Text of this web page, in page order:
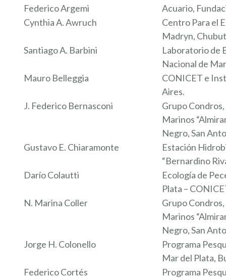
Federico Argemi
Acuario,
Cynthia A. Awruch
Centro Para el
Madryn,
Santiago A. Barbini
Laboratorio de
Nacional de
Mauro Belleggia
CONICET e
Aires.
J. Federico Bernasconi
Grupo
Marinos
Negro, San
Gustavo E. Chiaramonte
Estación
“Bernardino
Darío Colautti
Ecología de
Plata –
N. Marina Coller
Grupo
Marinos
Negro, San
Jorge H. Colonello
Programa
Mar del Plata,
Federico Cortés
Programa